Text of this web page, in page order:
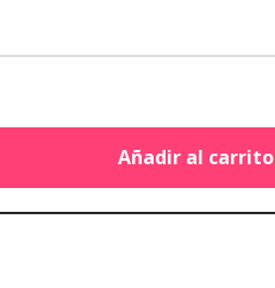
Añadir al carrito